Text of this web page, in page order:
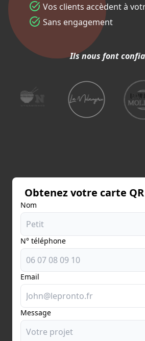
Vos clients accèdent à
Sans engagement
Ils nous font
Obtenez votre carte
Nom
N° téléphone
Email
Message